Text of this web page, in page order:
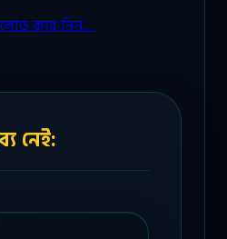
করে নিন...
নেই: